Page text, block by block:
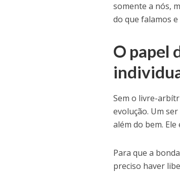
somente a nós,
do que falamos
O papel
Sem o livre-
evolução. Um
além do bem.
Para que a
preciso haver